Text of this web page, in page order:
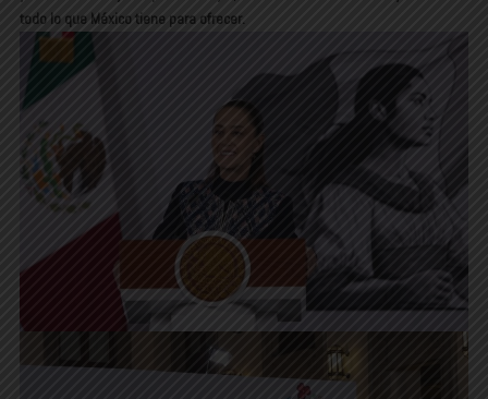
todo lo que México tiene para ofrecer.